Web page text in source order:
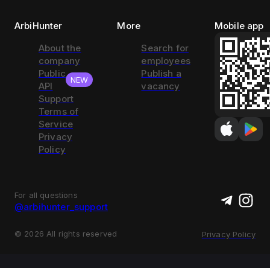
ArbiHunter
About the
company
Public
API
NEW
Support
Terms of
Service
Privacy
Policy
More
Search for
employees
Publish a
vacancy
Mobile app
For all questions
@arbihunter_support
© 2026 All rights reserved Privacy Policy